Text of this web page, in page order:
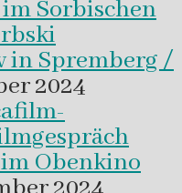
Sorbischen
in Spremberg /
2024
Obenkino